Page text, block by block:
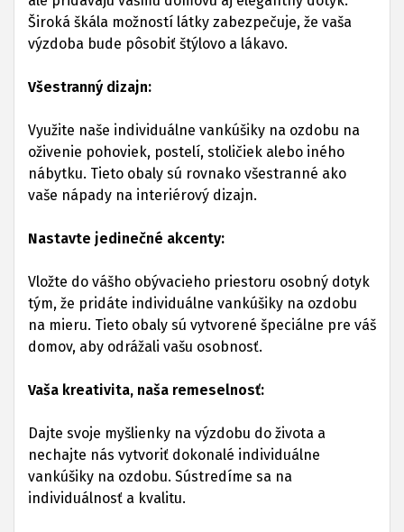
Široká škála možností látky zabezpečuje, že vaša
výzdoba bude pôsobiť štýlovo a lákavo.
Všestranný dizajn:
Využite naše individuálne vankúšiky na ozdobu na
oživenie pohoviek, postelí, stoličiek alebo iného
nábytku. Tieto obaly sú rovnako všestranné ako
vaše nápady na interiérový dizajn.
Nastavte jedinečné akcenty:
Vložte do vášho obývacieho priestoru osobný dotyk
tým, že pridáte individuálne vankúšiky na ozdobu
na mieru. Tieto obaly sú vytvorené špeciálne pre váš
domov, aby odrážali vašu osobnosť.
Vaša kreativita, naša remeselnosť:
Dajte svoje myšlienky na výzdobu do života a
nechajte nás vytvoriť dokonalé individuálne
vankúšiky na ozdobu. Sústredíme sa na
individuálnosť a kvalitu.